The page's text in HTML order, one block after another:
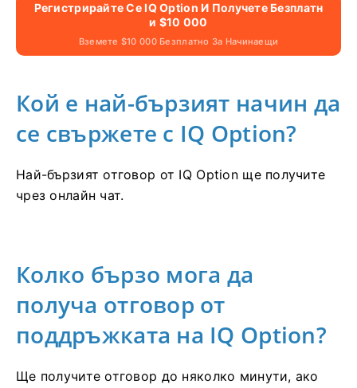
Регистрирайте Се IQ Option И Получете Безплатн
И $10 000
Вземете $10 000 Безплатно За Начинаещи
Кой е най-бързият начин да
се свържете с IQ Option?
Най-бързият отговор от IQ Option ще получите
чрез онлайн чат.
Колко бързо мога да
получа отговор от
поддръжката на IQ Option?
Ще получите отговор до няколко минути, ако